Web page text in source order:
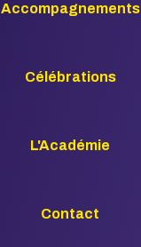
Accompagnements
Célébrations
L'Académie
Contact